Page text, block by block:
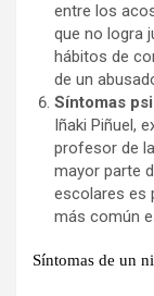
entre los
que no logra
hábitos de
de un
Síntomas
Iñaki Piñuel,
profesor de
mayor parte
escolares es
más común
Síntomas de un